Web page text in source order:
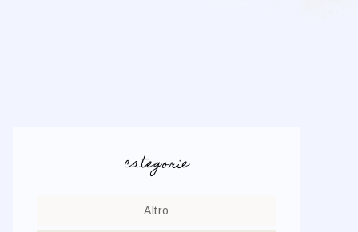
categorie
Altro